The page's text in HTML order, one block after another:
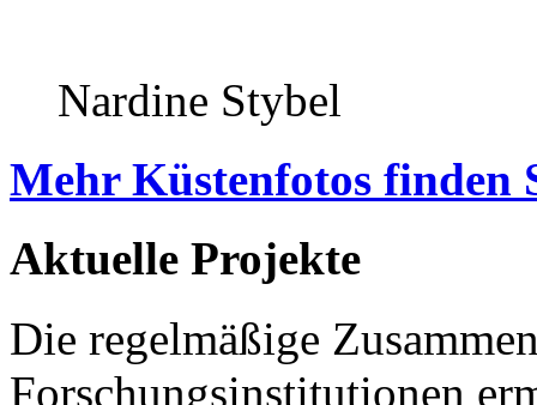
Nardine Stybel
Mehr Küstenfotos finden
Aktuelle Projekte
Die regelmäßige
Forschungsinstitutionen